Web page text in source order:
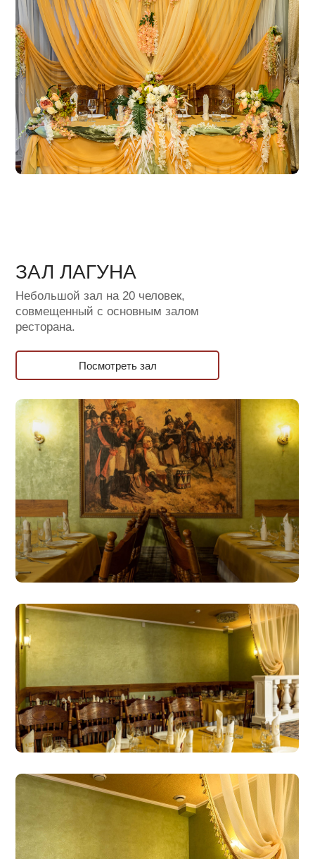
Посмотреть зал
ЗАЛ ЛАГУНА
Небольшой зал на 20 человек,
совмещенный с основным залом
ресторана.